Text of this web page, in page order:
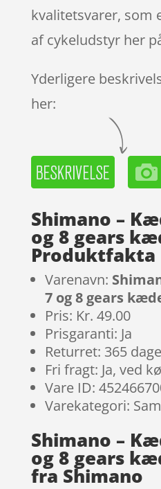
kvalitetsvarer, som
af cykeludstyr her
Yderligere
her:
Shimano –
og 8 gears
Produktfakta
Varenavn:
7 og 8 gears
Pris: Kr. 49.00
Prisgaranti: Ja
Returret: 365
Fri fragt: Ja, ved
Vare ID:
Varekategori:
Shimano –
og 8 gears
fra Shimano